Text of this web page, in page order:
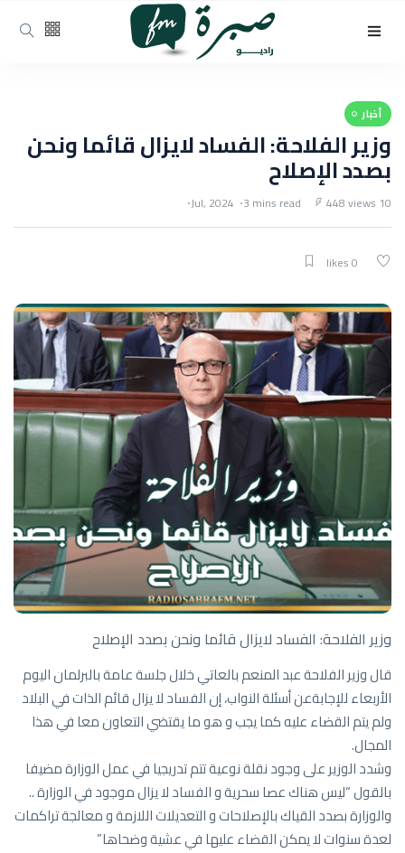
أخبار
وزير الفلاحة: الفساد لايزال قائما ونحن
بصدد الإصلاح
10 Jul, 2024
3 mins read 448 views
وزير الفلاحة: الفساد لايزال قائما ونحن بصدد الإصلاح
قال وزير الفلاحة عبد المنعم بالعاتي خلال جلسة عامة بالبرلمان اليوم
الأربعاء للإجابةعن أسئلة النواب، إن الفساد لا يزال قائم الذات في البلاد
ولم يتم القضاء عليه كما يجب و هو ما يقتضي التعاون معا في هذا
المجال.
وشدد الوزير على وجود نقلة نوعية تتم تدريجيا في عمل الوزارة مضيفا
بالقول “ليس هناك عصا سحرية و الفساد لا يزال موجود في الوزارة ..
والوزارة بصدد القياك بالإصلاحات و التعديلات اللازمة و معالجة تراكمات
لعدة سنوات لا يمكن القضاء عليها في عشية وضحاها”